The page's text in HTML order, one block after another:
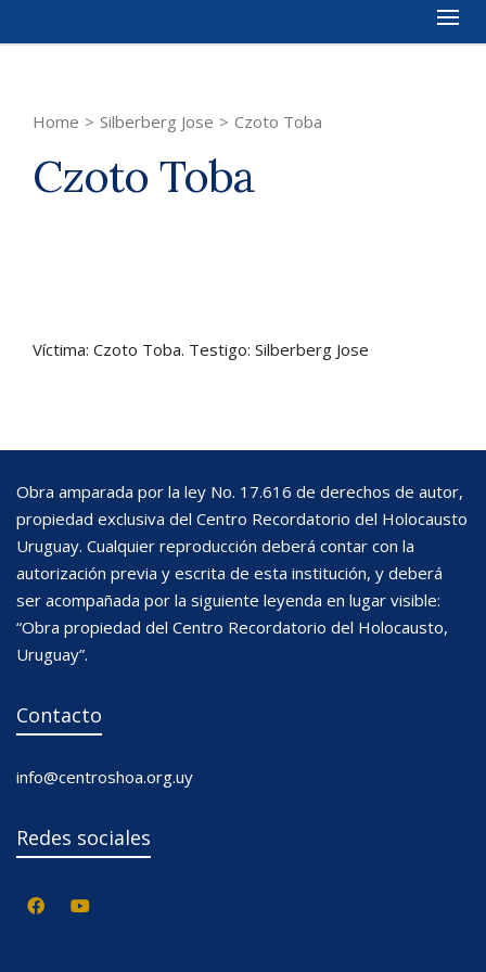
Home > Silberberg Jose > Czoto Toba
Czoto Toba
Víctima: Czoto Toba. Testigo: Silberberg Jose
Obra amparada por la ley No. 17.616 de derechos de autor,
propiedad exclusiva del Centro Recordatorio del Holocausto
Uruguay. Cualquier reproducción deberá contar con la
autorización previa y escrita de esta institución, y deberá
ser acompañada por la siguiente leyenda en lugar visible:
“Obra propiedad del Centro Recordatorio del Holocausto,
Uruguay”.
Contacto
info@centroshoa.org.uy
Redes sociales